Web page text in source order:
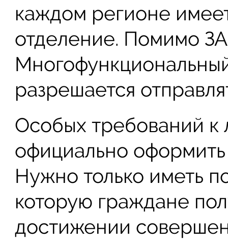
каждом регионе
отделение. Помимо
разрешается
Особых требований
официально
Нужно только иметь
которую граждане
достижении